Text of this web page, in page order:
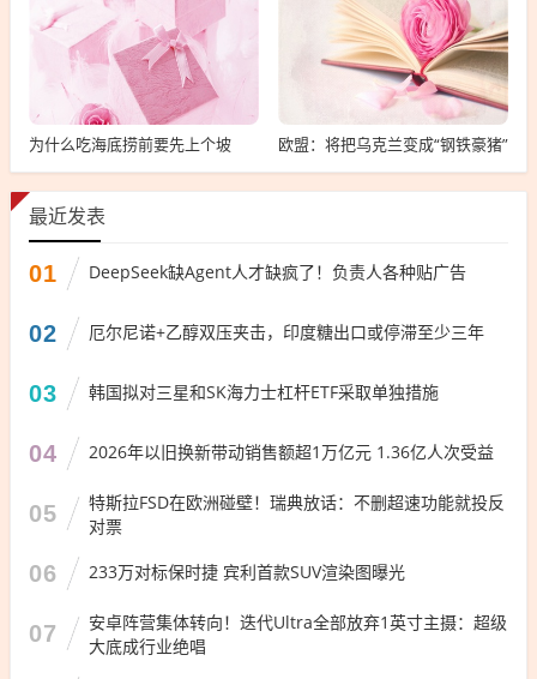
为什么吃海底捞前要先上个坡 欧盟：将把乌克兰变成“钢铁豪猪”
最近发表
01 DeepSeek缺Agent人才缺疯了！负责人各种贴广告
02 厄尔尼诺+乙醇双压夹击，印度糖出口或停滞至少三年
03 韩国拟对三星和SK海力士杠杆ETF采取单独措施
04 2026年以旧换新带动销售额超1万亿元 1.36亿人次受益
05
特斯拉FSD在欧洲碰壁！瑞典放话：不删超速功能就投反
对票
06 233万对标保时捷 宾利首款SUV渲染图曝光
07
安卓阵营集体转向！迭代Ultra全部放弃1英寸主摄：超级
大底成行业绝唱